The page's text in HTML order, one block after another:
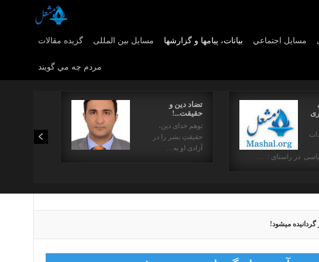
گزیده مقالات مسایل بین المللی بیانات، پیامها و گزارشها مسايل اجتماعي
مردم چه مي گويند
تضاد دین و
حقیقت...!
توهم خدای دین،
حقیقتِ بشر را در
آزادی او به…
در راستای : …
میشود!